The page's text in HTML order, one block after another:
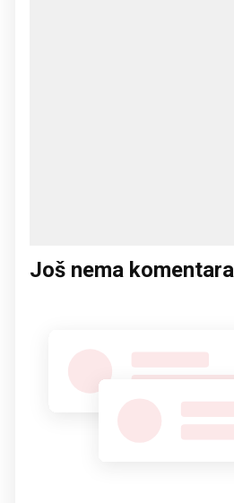
Još nema komentara